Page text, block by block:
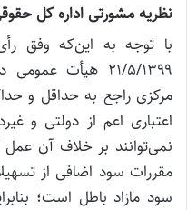
نظریه مشورتی اداره کل
۲۱/۵/۱۳۹۹ هیأت
مرکزی راجع به حداقل و
اعتباری اعم از دولتی و
نمی‌توانند بر خلاف آن
مقررات سود اضافی از
سود مازاد باطل است؛